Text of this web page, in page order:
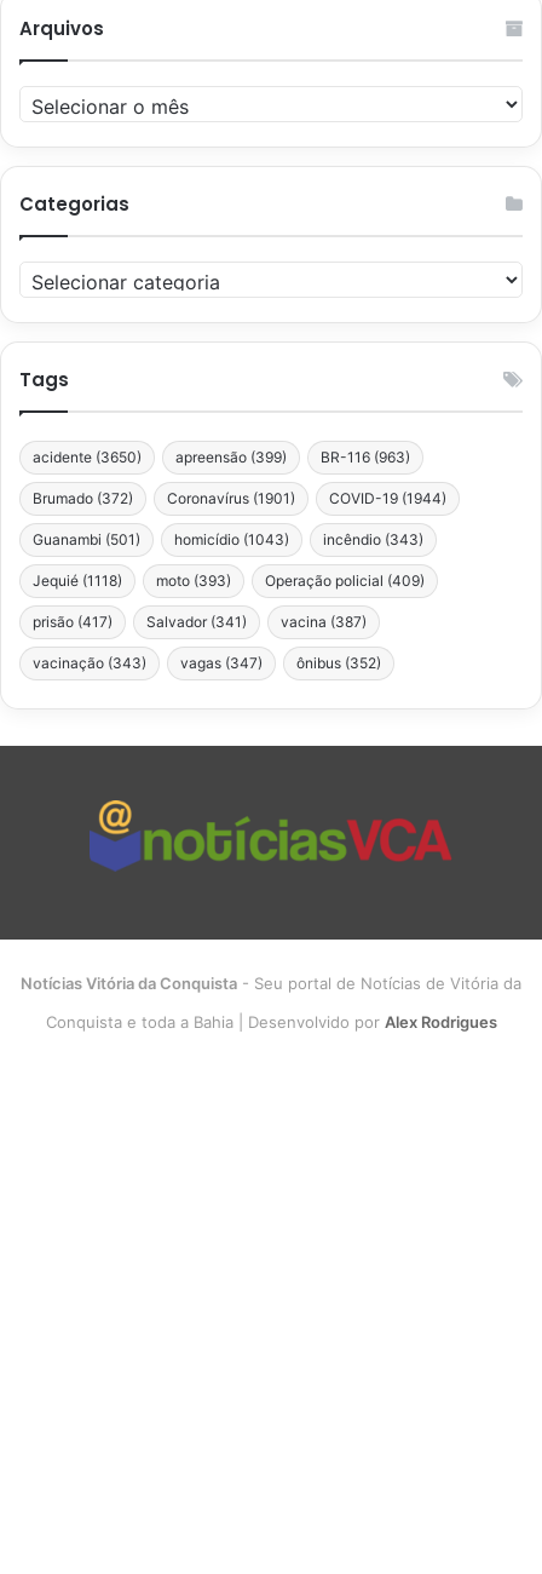
Arquivos
Arquivos
Categorias
Categorias
Tags
acidente (3650) apreensão (399) BR-116 (963)
Brumado (372) Coronavírus (1901) COVID-19 (1944)
Guanambi (501) homicídio (1043) incêndio (343)
Jequié (1118) moto (393) Operação policial (409)
prisão (417) Salvador (341) vacina (387)
vacinação (343) vagas (347) ônibus (352)
Notícias Vitória da Conquista - Seu portal de Notícias de Vitória da
Conquista e toda a Bahia | Desenvolvido por Alex Rodrigues